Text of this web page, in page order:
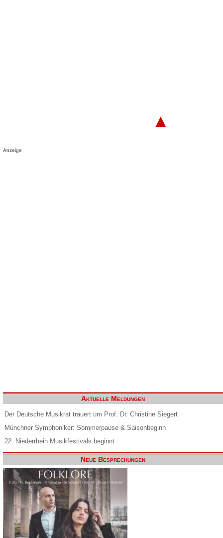
▲
Anzeige
Aktuelle Meldungen
Der Deutsche Musikrat trauert um Prof. Dr. Christine Siegert
Münchner Symphoniker: Sommerpause & Saisonbeginn
22. Niederrhein Musikfestivals beginnt
Neue Besprechungen